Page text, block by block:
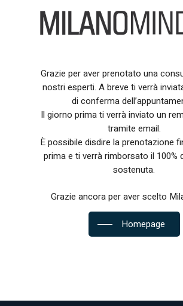
Grazie per aver prenotato una
nostri esperti. A breve ti verrà
di conferma
Il giorno prima ti verrà inviato un
tramite email.
È possibile disdire la prenotazione
prima e ti verrà rimborsato il 100%
sostenuta.
Grazie ancora per aver scelto
Homepage